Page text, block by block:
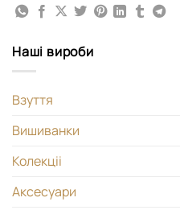
Наші вироби
Взуття
Вишиванки
Колекціі
Аксесуари